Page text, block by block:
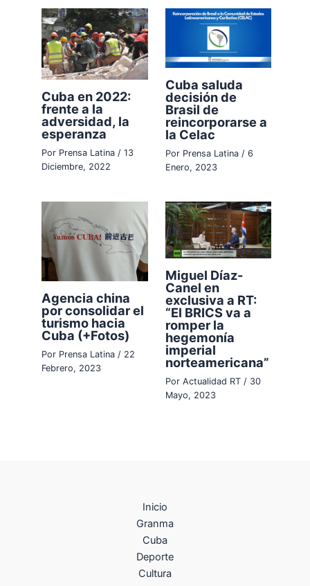
Cuba en 2022:
frente a la
adversidad, la
esperanza
Por Prensa Latina /13
Diciembre, 2022
Cuba saluda
decisión de
Brasil de
reincorporarse a
la Celac
Por Prensa Latina / 6
Enero, 2023
Agencia china
por consolidar el
turismo hacia
Cuba (+Fotos)
Por Prensa Latina / 22
Febrero, 2023
Miguel Díaz-
Canel en
exclusiva a RT:
“El BRICS va a
romper la
hegemonía
imperial
norteamericana”
Por Actualidad RT / 30
Mayo, 2023
Inicio
Granma
Cuba
Deporte
Cultura